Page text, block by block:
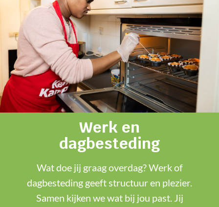
Werk en
dagbesteding
Wat doe jij graag overdag? Werk of
dagbesteding geeft structuur en plezier.
Samen kijken we wat bij jou past. Jij